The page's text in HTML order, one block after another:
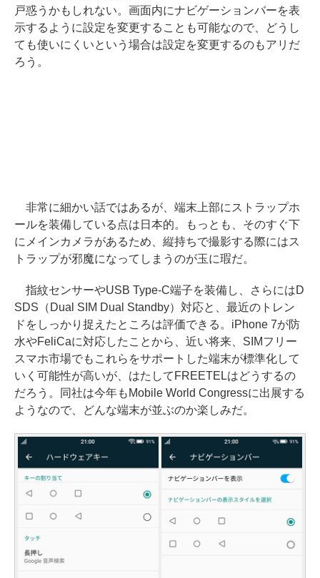
戸惑うかもしれない。画面内にナビゲーションバーを表
示するように設定を変更することも可能なので、どうし
ても使いにくいという場合は設定を変更するのもアリだ
ろう。
非常に細かい話ではあるが、端末上部にストラップホ
ールを装備している点は日本的。もっとも、そのすぐ下
にメインカメラがあるため、縦持ちで撮影する際にはス
トラップが邪魔になってしまうのが玉に瑕だ。
指紋センサーやUSB Type-C端子を装備し、さらにはD
SDS（Dual SIM Dual Standby）対応と、最近のトレン
ドをしっかり捉えたところは評価できる。iPhone 7が防
水やFeliCaに対応したことから、近い将来、SIMフリー
スマホ市場でもこれらをサポートした端末が標準化して
いく可能性が高いが、はたしてFREETELはどうするの
だろう。同社は今年もMobile World Congressに出展する
ようなので、どんな端末が並ぶのか楽しみだ。